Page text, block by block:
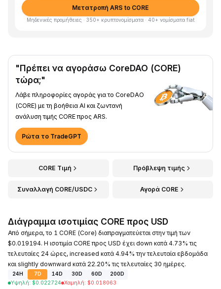
Μετατροπή ARS to CORE
Μηδενικές προμήθειες · 350+ κρυπτονομίσματα · 40+ νομίσματα fiat
"Πρέπει να αγοράσω CoreDAO (CORE)
τώρα;"
Λάβε πληροφορίες αγοράς για το CoreDAO
(CORE) με τη βοήθεια AI και ζωντανή
ανάλυση τιμής CORE προς ARS.
Ρώτα το TradeGPT
CORE Τιμή Πρόβλεψη τιμής
Συναλλαγή CORE/USDC Αγορά CORE
Διάγραμμα ισοτιμίας CORE προς USD
Από σήμερα, το 1 CORE (Core) διαπραγματεύεται στην τιμή των
$0.019194. Η ισοτιμία CORE προς USD έχει down κατά 4.73% τις
τελευταίες 24 ώρες, increased κατά 4.94% την τελευταία εβδομάδα
και slightly downward κατά 22.20% τις τελευταίες 30 ημέρες.
24H 7D 14D 30D 60D
200D
Υψηλή: $0.022724 Χαμηλή: $0.018063